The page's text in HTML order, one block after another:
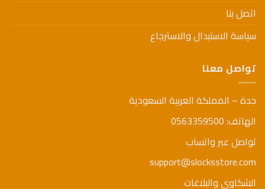
اتصل بنا
سياسة الاستبدال والاسترجاع
تواصل معنا
جدة – المملكة العربية السعودية
الهاتف: 0563359500
تواصل عبر واتساب
support@slocksstore.com
الشكاوي والبلاغات